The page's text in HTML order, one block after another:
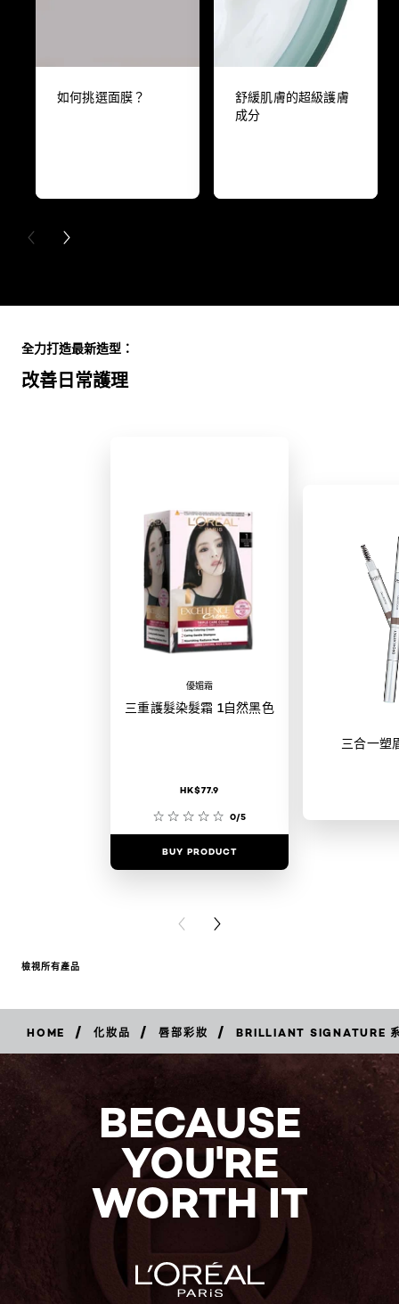
如何挑選面膜？
舒緩肌膚的超級護膚
成分
PREVIOUS CARD
NEXT CARD
改善日常護理
全力打造最新造型：
優媚霜
三重護髮染髮霜 1自然黑色
HK$77.9
0/5
BUY PRODUCT
三合一塑
PREVIOUS CARD
NEXT CARD
檢視所有產品
HOME / 化妝品 / 唇部彩妝 / BRILLIANT SIGNATURE
BECAUSE
YOU'RE
WORTH IT